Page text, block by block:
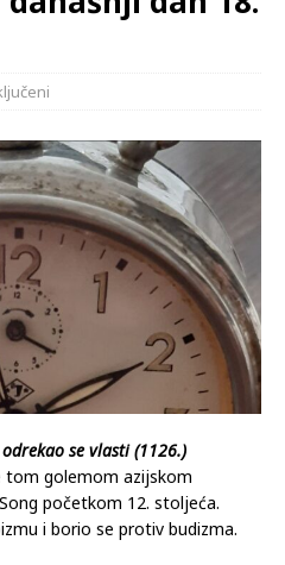
se vlasti (1126.)
tom golemom azijskom
početkom 12. stoljeća.
i borio se protiv budizma.